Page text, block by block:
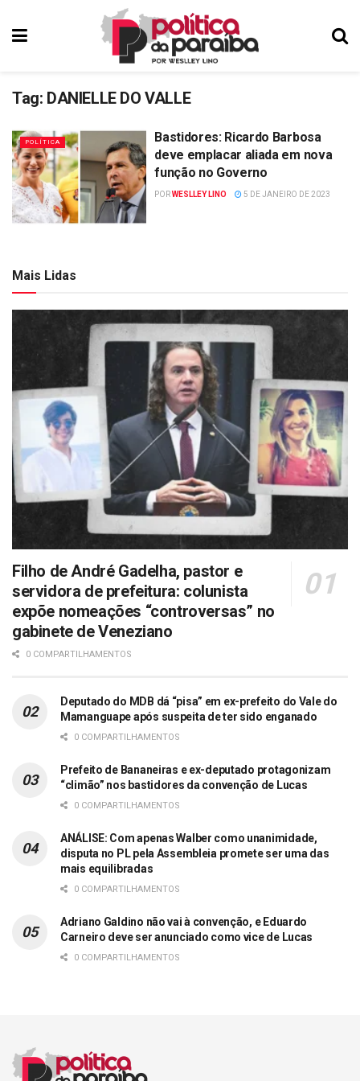
Tag: DANIELLE DO VALLE
POLÍTICA
Bastidores: Ricardo Barbosa
deve emplacar aliada em nova
função no Governo
PORWESLLEY LINO 5 DE JANEIRO DE 2023
Mais Lidas
Filho de André Gadelha, pastor e
servidora de prefeitura: colunista
expõe nomeações “controversas” no
gabinete de Veneziano
0 COMPARTILHAMENTOS
Deputado do MDB dá “pisa” em ex-prefeito do Vale do
Mamanguape após suspeita de ter sido enganado
0 COMPARTILHAMENTOS
Prefeito de Bananeiras e ex-deputado protagonizam
“climão” nos bastidores da convenção de Lucas
0 COMPARTILHAMENTOS
ANÁLISE: Com apenas Walber como unanimidade,
disputa no PL pela Assembleia promete ser uma das
mais equilibradas
0 COMPARTILHAMENTOS
Adriano Galdino não vai à convenção, e Eduardo
Carneiro deve ser anunciado como vice de Lucas
0 COMPARTILHAMENTOS